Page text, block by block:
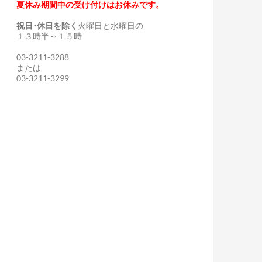
夏休み期間中の受け付けはお休みです。
祝日･休日を除く 火曜日と水曜日の
１３時半～１５時
03-3211-3288
または
03-3211-3299